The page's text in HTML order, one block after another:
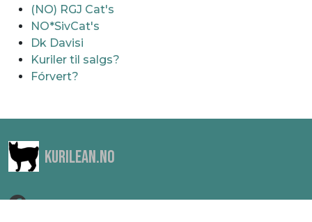
(NO) RGJ Cat's
NO*SivCat's
Dk Davisi
Kuriler til salgs?
Fórvert?
Kurilean.no